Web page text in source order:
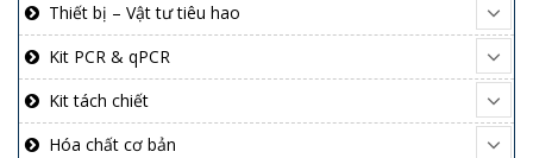
Thiết bị – Vật tư tiêu hao
Kit PCR & qPCR
Kit tách chiết
Hóa chất cơ bản